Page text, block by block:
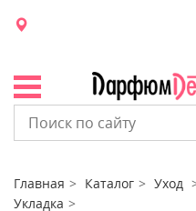
Главная Каталог Уход
Укладка